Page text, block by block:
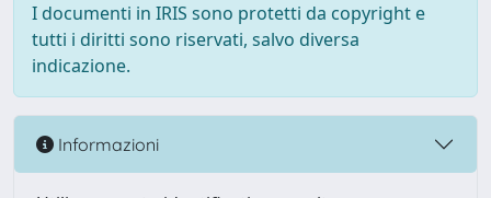
I documenti in IRIS sono protetti da copyright e
tutti i diritti sono riservati, salvo diversa
indicazione.
Informazioni